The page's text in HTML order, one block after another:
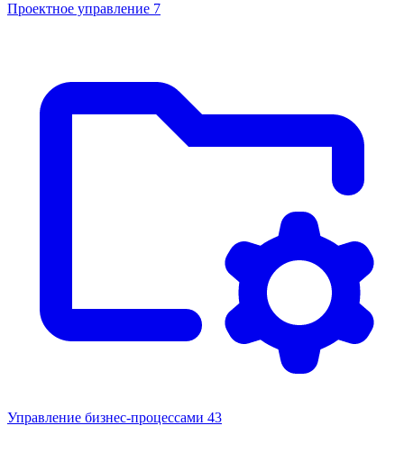
Проектное управление 7
Управление бизнес-процессами 43